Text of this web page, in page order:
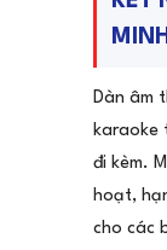
Dàn âm
karaoke
đi kèm.
hoạt,
cho các